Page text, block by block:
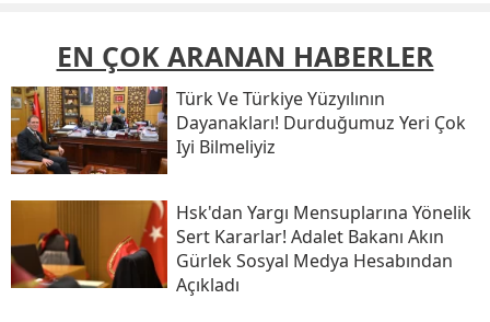
EN ÇOK ARANAN HABERLER
Türk Ve Türkiye Yüzyılının
Dayanakları! Durduğumuz Yeri Çok
Iyi Bilmeliyiz
Hsk'dan Yargı Mensuplarına Yönelik
Sert Kararlar! Adalet Bakanı Akın
Gürlek Sosyal Medya Hesabından
Açıkladı